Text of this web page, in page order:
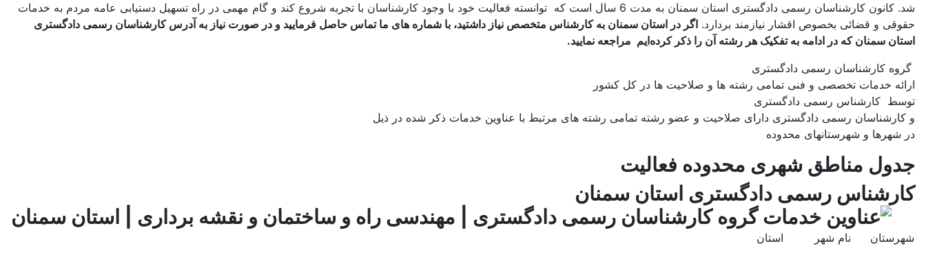
شد. کانون کارشناسان رسمی دادگستری استان سمنان به مدت 6 سال است که توانسته فعالیت خود با وجود کارشناسان با تجربه شروع کند و گام مهمی در راه تسهیل دستیابی عامه مردم به خدمات
حقوقی و قضائی بخصوص اقشار نیازمند بردارد. اگر در استان سمنان به کارشناس متخصص نیاز داشتید، با شماره های ما تماس حاصل فرمایید و در صورت نیاز به آدرس کارشناسان رسمی دادگستری
استان سمنان که در ادامه به تفکیک هر رشته آن را ذکر کرد‌ه‌ایم مراجعه نمایید.
گروه کارشناسان رسمی دادگستری
ارائه خدمات تخصصی و فنی تمامی رشته ها و صلاحیت ها در کل کشور
توسط کارشناس رسمی دادگستری
و کارشناسان رسمی دادگستری دارای صلاحیت و عضو رشته تمامی رشته های مرتبط با عناوین خدمات ذکر شده در ذیل
در شهرها و شهرستانهای محدوده
جدول مناطق شهری محدوده فعالیت
کارشناس رسمی دادگستری استان سمنان
شهرستان نام شهر استان